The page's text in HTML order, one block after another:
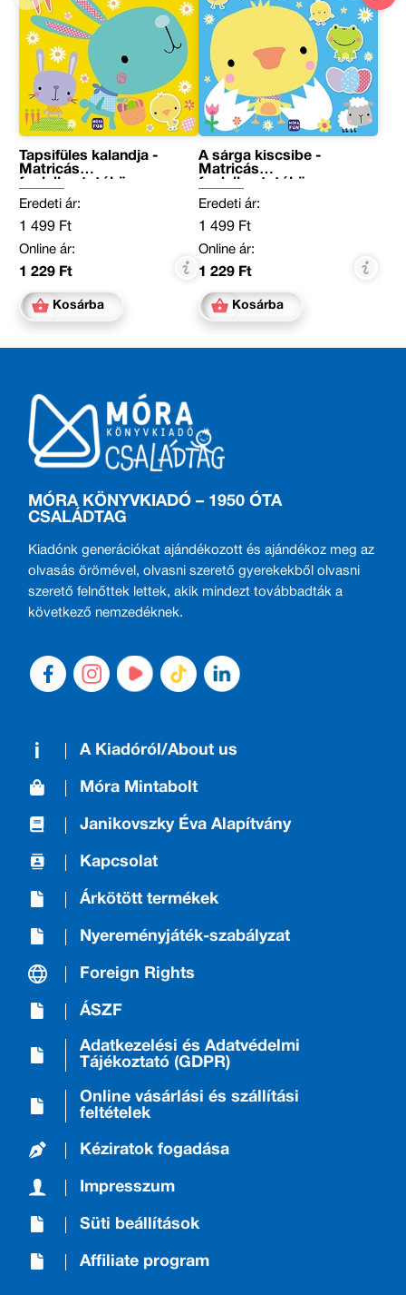
Tapsifüles kalandja -
Matricás
Eredeti ár:
1 499 Ft
Online ár:
1 229 Ft
Kosárba
A sárga kiscsibe -
Matricás
Eredeti ár:
1 499 Ft
Online ár:
1 229 Ft
Kosárba
MÓRA KÖNYVKIADÓ – 1950 ÓTA
CSALÁDTAG
Kiadónk generációkat ajándékozott és ajándékoz meg az
olvasás örömével, olvasni szerető gyerekekből olvasni
szerető felnőttek lettek, akik mindezt továbbadták a
következő nemzedéknek.
A Kiadóról/About us
Móra Mintabolt
Janikovszky Éva Alapítvány
Kapcsolat
Árkötött termékek
Nyereményjáték-szabályzat
Foreign Rights
ÁSZF
Adatkezelési és Adatvédelmi
Tájékoztató (GDPR)
Online vásárlási és szállítási
feltételek
Kéziratok fogadása
Impresszum
Süti beállítások
Affiliate program